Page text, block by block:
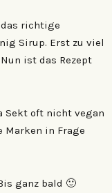
richtige
Sirup. Erst zu viel
ist das Rezept
Sekt oft nicht vegan
in Frage
ganz bald 🙂